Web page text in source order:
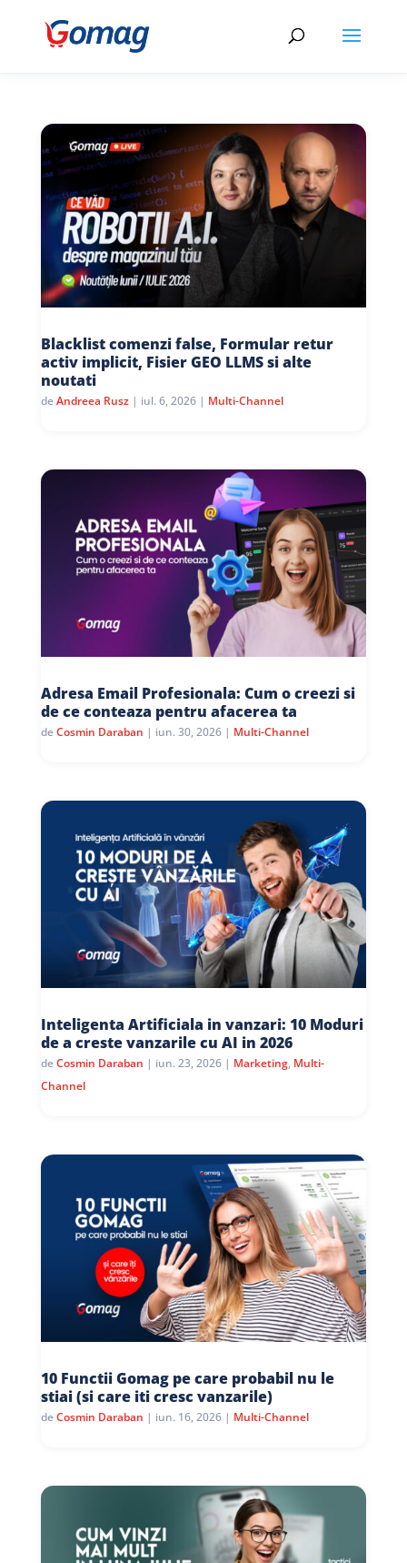
Blacklist comenzi false, Formular retur
activ implicit, Fisier GEO LLMS si alte
noutati
deAndreea Rusz| iul. 6, 2026| Multi-Channel
Adresa Email Profesionala: Cum o creezi si
de ce conteaza pentru afacerea ta
deCosmin Daraban | iun. 30, 2026| Multi-Channel
Inteligenta Artificiala in vanzari: 10 Moduri
de a creste vanzarile cu AI in 2026
deCosmin Daraban | iun. 23, 2026| Marketing, Multi-
Channel
10 Functii Gomag pe care probabil nu le
stiai (si care iti cresc vanzarile)
deCosmin Daraban | iun. 16, 2026| Multi-Channel